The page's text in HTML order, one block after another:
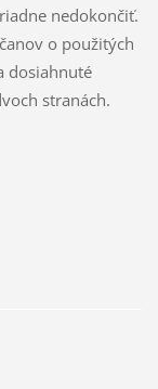
nedokončiť.
o použitých
dosiahnuté
stranách.